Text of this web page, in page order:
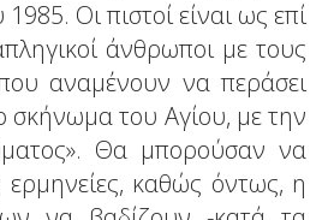
Οι πιστοί είναι ως επί
άνθρωποι με τους
αναμένουν να περάσει
του Αγίου, με την
Θα μπορούσαν να
καθώς όντως, η